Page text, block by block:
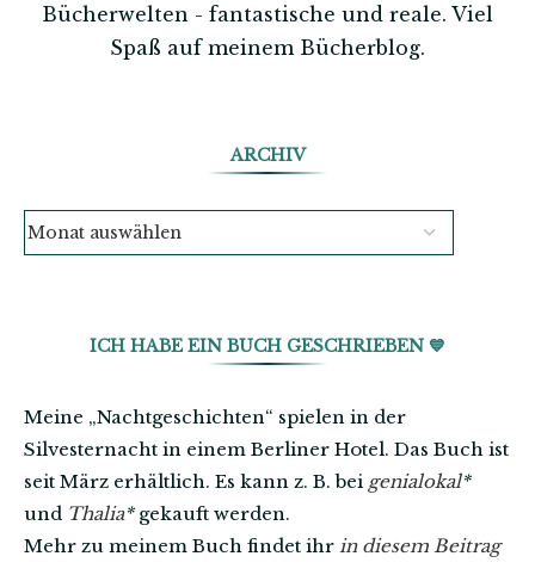
Bücherwelten - fantastische und reale. Viel
Spaß auf meinem Bücherblog.
ARCHIV
ICH HABE EIN BUCH GESCHRIEBEN 💙
Meine „Nachtgeschichten“ spielen in der
Silvesternacht in einem Berliner Hotel. Das Buch ist
seit März erhältlich. Es kann z. B. bei genialokal*
und Thalia*gekauft werden.
Mehr zu meinem Buch findet ihr in diesem Beitrag